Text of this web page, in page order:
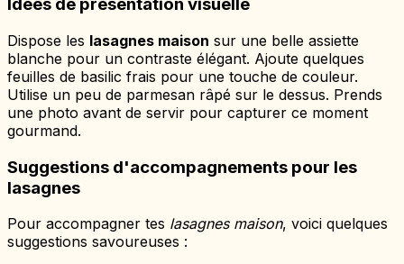
Dispose les lasagnes maison sur une belle assiette
blanche pour un contraste élégant. Ajoute quelques
feuilles de basilic frais pour une touche de couleur.
Utilise un peu de parmesan râpé sur le dessus. Prends
une photo avant de servir pour capturer ce moment
gourmand.
Suggestions d'accompagnements pour les
lasagnes
Pour accompagner tes lasagnes maison, voici quelques
suggestions savoureuses :